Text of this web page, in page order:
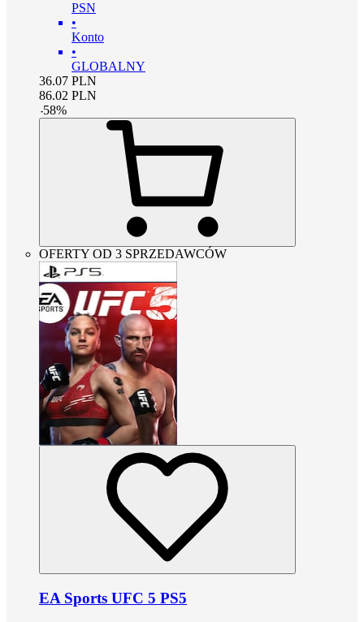
PSN
•
Konto
•
GLOBALNY
36.07 PLN
86.02 PLN
-58%
OFERTY OD 3 SPRZEDAWCÓW
EA Sports UFC 5 PS5